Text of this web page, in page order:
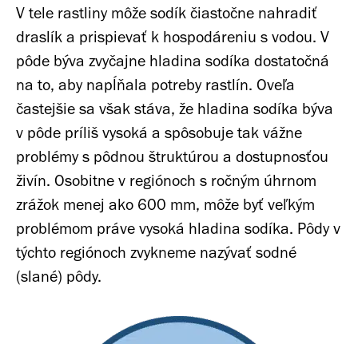
V tele rastliny môže sodík čiastočne nahradiť
draslík a prispievať k hospodáreniu s vodou. V
pôde býva zvyčajne hladina sodíka dostatočná
na to, aby napĺňala potreby rastlín. Oveľa
častejšie sa však stáva, že hladina sodíka býva
v pôde príliš vysoká a spôsobuje tak vážne
problémy s pôdnou štruktúrou a dostupnosťou
živín. Osobitne v regiónoch s ročným úhrnom
zrážok menej ako 600 mm, môže byť veľkým
problémom práve vysoká hladina sodíka. Pôdy v
týchto regiónoch zvykneme nazývať sodné
(slané) pôdy.